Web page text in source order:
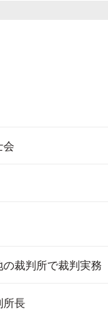
会
裁判所で裁判実務
所長